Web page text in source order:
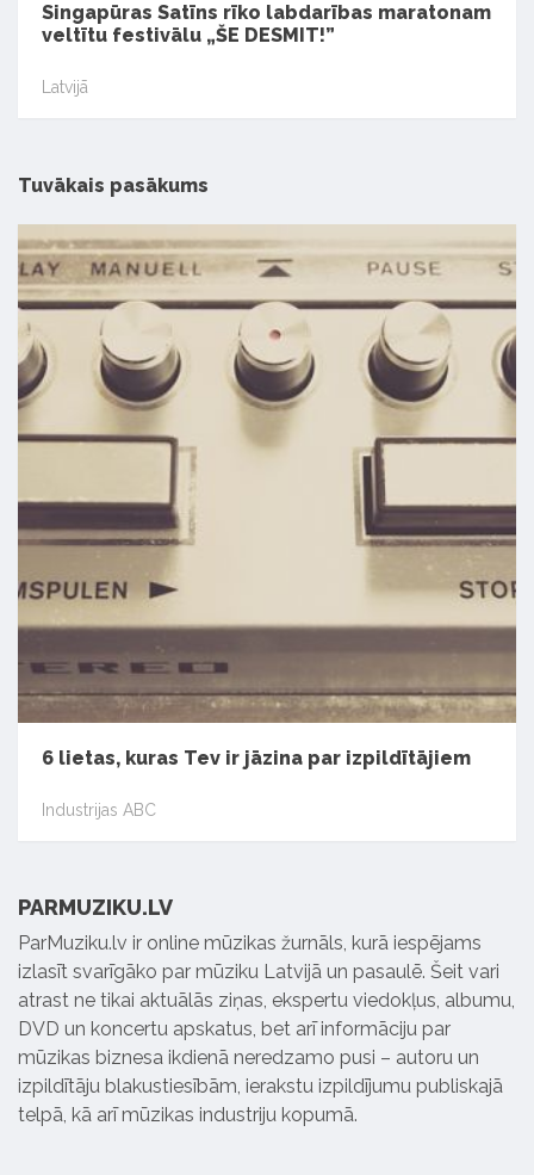
Singapūras Satīns rīko labdarības maratonam
veltītu festivālu „ŠE DESMIT!”
Latvijā
Tuvākais pasākums
6 lietas, kuras Tev ir jāzina par izpildītājiem
Industrijas ABC
PARMUZIKU.LV
ParMuziku.lv ir online mūzikas žurnāls, kurā iespējams
izlasīt svarīgāko par mūziku Latvijā un pasaulē. Šeit vari
atrast ne tikai aktuālās ziņas, ekspertu viedokļus, albumu,
DVD un koncertu apskatus, bet arī informāciju par
mūzikas biznesa ikdienā neredzamo pusi – autoru un
izpildītāju blakustiesībām, ierakstu izpildījumu publiskajā
telpā, kā arī mūzikas industriju kopumā.